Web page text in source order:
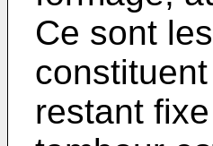
Ce sont
restant